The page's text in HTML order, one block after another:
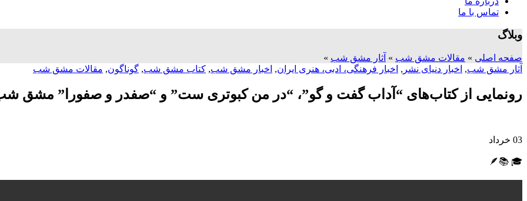
تماس با ما
وبلاگ
صفحه اصلی » مقالات مشق شب » آثار مشق شب »
آثار مشق شب, اخبار دنیای نشر , اخبار فرهنگی، ادبی، هنری ایران, اخبار مشق شب, کتاب مشق شب, گوناگون, مقالات مشق شب
رونمایی از کتاب‌های “آداب گفت و گو”، “در من کبوتری ست” و “صفدر و صفورا” مشق
03 خرداد
🎓 📚🪶